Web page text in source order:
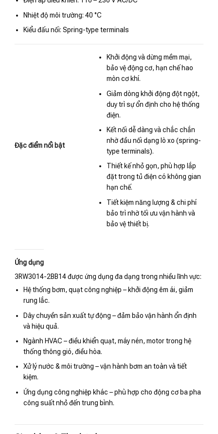
Nhiệt độ môi trường: 40 °C
Kiểu đấu nối: Spring-type terminals
Đặc điểm nổi bật
Khởi động và dừng mềm mại,
bảo vệ động cơ, hạn chế hao
mòn cơ khí.
Giảm dòng khởi động đột ngột,
duy trì sự ổn định cho hệ thống
điện.
Kết nối dễ dàng và chắc chắn
nhờ đầu nối dạng lò xo (spring-
type terminals).
Thiết kế nhỏ gọn, phù hợp lắp
đặt trong tủ điện có không gian
hạn chế.
Tiết kiệm năng lượng & chi phí
bảo trì nhờ tối ưu vận hành và
bảo vệ thiết bị.
Ứng dụng
3RW3014-2BB14 được ứng dụng đa dạng trong nhiều lĩnh vực:
Hệ thống bơm, quạt công nghiệp – khởi động êm ái, giảm
rung lắc.
Dây chuyền sản xuất tự động – đảm bảo vận hành ổn định
và hiệu quả.
Ngành HVAC – điều khiển quạt, máy nén, motor trong hệ
thống thông gió, điều hòa.
Xử lý nước & môi trường – vận hành bơm an toàn và tiết
kiệm.
Ứng dụng công nghiệp khác – phù hợp cho động cơ ba pha
công suất nhỏ đến trung bình.